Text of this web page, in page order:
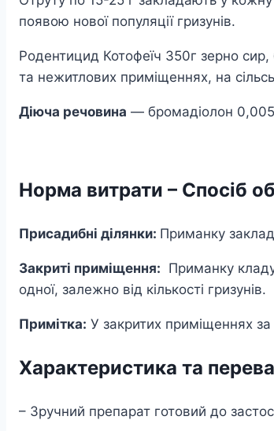
появою нової популяції гризунів.
Родентицид Котофеїч 350г зерно
та нежитлових приміщеннях, на
Діюча речовина ― бромадіолон
Норма витрати – Спосіб
Присадибні ділянки: Приманку
Закриті приміщення: Приманку
одної, залежно від кількості гризунів.
Примітка: У закритих приміщеннях
Характеристика та
– Зручний препарат готовий до